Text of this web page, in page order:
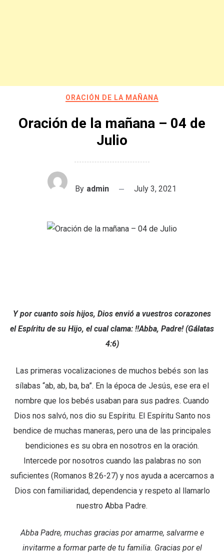
ORACIÓN DE LA MAÑANA
Oración de la mañana – 04 de
Julio
By admin July 3, 2021
Y por cuanto sois hijos, Dios envió a vuestros corazones
el Espíritu de su Hijo, el cual clama: !!Abba, Padre! (Gálatas
4:6)
Las primeras vocalizaciones de muchos bebés son las
sílabas “ab, ab, ba, ba”. En la época de Jesús, ese era el
nombre que los bebés usaban para sus padres. Cuando
Dios nos salvó, nos dio su Espíritu. El Espíritu Santo nos
bendice de muchas maneras, pero una de las principales
bendiciones es su obra en nosotros en la oración.
Intercede por nosotros cuando las palabras no son
suficientes (Romanos 8:26-27) y nos ayuda a acercarnos a
Dios con familiaridad, dependencia y respeto al llamarlo
nuestro Abba Padre.
Abba Padre, muchas gracias por amarme, salvarme e
invitarme a formar parte de tu familia. Gracias por el